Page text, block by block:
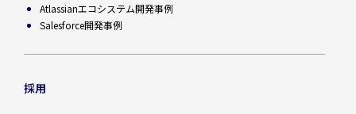
Atlassianエコシステム開発事例
Salesforce開発事例
採用